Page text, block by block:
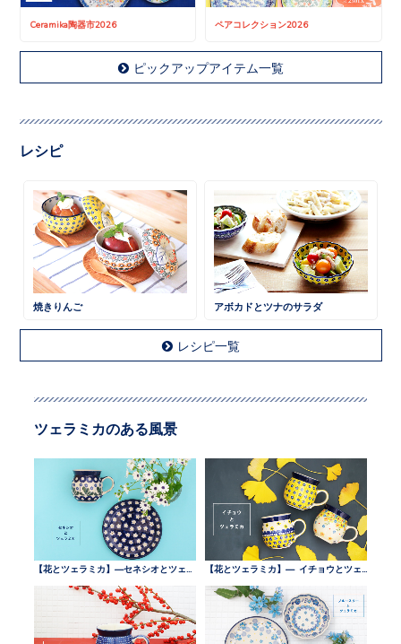
Ceramika陶器市2026 ペアコレクション2026
ピックアップアイテム一覧
レシピ
焼きりんご アボカドとツナのサラダ
レシピ一覧
ツェラミカのある風景